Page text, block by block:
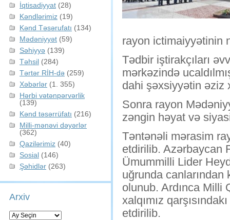
İqtisadiyyat (28)
Kəndlərimiz (19)
Kənd Təsərufatı (134)
Mədəniyyət (59)
Səhiyyə (139)
Təhsil (284)
Tərtər RİH-də (259)
Xəbərlər (1. 355)
Hərbi vətənpərvərlik
(139)
Kənd təsərrüfatı (216)
Milli-mənəvi dəyərlər
(362)
Qazilərimiz (40)
Sosial (146)
Şəhidlər (263)
Arxiv
Arxiv
rayon ictimaiyyətinin
Tədbir iştirakçıları
mərkəzində
dahi şəxsiyyətin əziz
Sonra rayon
zəngin həyat və
Təntənəli mərasim
etdirilib. Azərbaycan
Ümummilli Lider
uğrunda
olunub. Ardınca Milli
xalqımız
etdirilib.